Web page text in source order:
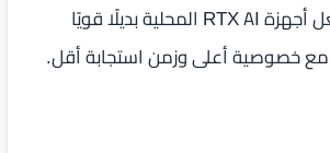
هذه التحسينات تجعل أجهزة RTX AI المحلية بديلًا قويًا
مع خصوصية أعلى وزمن استجابة أقل.